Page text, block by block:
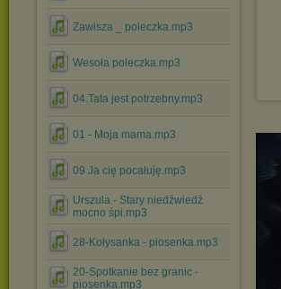
Zawisza _ poleczka.mp3
Wesoła poleczka.mp3
04.Tata jest potrzebny.mp3
01 - Moja mama.mp3
09 Ja cię pocałuję.mp3
Urszula - Stary niedźwiedź
mocno śpi.mp3
28-Kołysanka - piosenka.mp3
20-Spotkanie bez granic -
piosenka.mp3